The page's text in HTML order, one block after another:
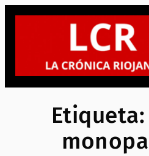
Saltar
Etiqueta: